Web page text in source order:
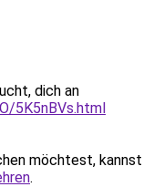
dich an
5K5nBVs.html
möchtest, kannst
.